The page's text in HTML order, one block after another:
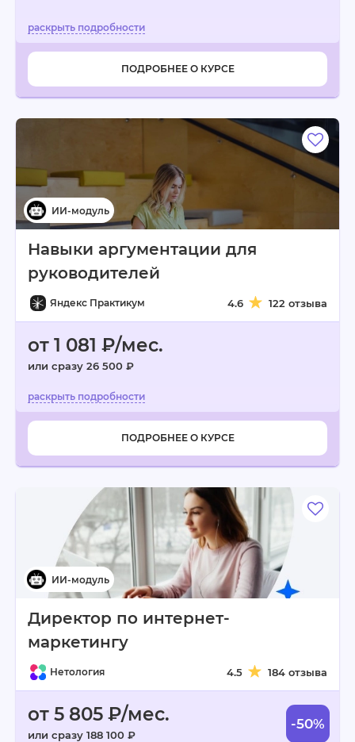
ПОДРОБНЕЕ О КУРСЕ
Навыки аргументации для
руководителей
Яндекс Практикум 4.6 122 отзыва
от 1 081 ₽/мес.
или сразу 26 500 ₽
ПОДРОБНЕЕ О КУРСЕ
Директор по интернет-
маркетингу
Нетология 4.5 184 отзыва
от 5 805 ₽/мес.
или сразу 188 100 ₽
-50%